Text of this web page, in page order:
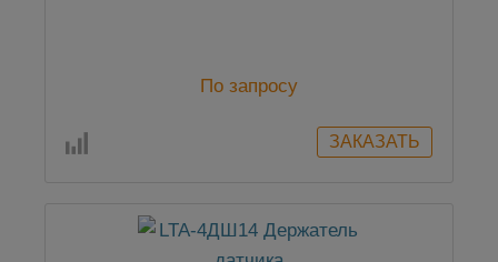
По запросу